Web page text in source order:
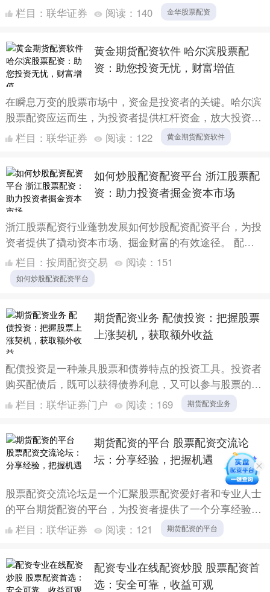
户： 近期，沪深两市指数震荡上行，成交量有所放大。
科技、消费、....
栏目： 联华证券 阅读： 140 金华股票配资
黄金期货配资软件 哈尔滨股票配
资：助您投资无忧，财富增值
在瞬息万变的股票市场中，资金是投资者的关键。哈尔滨
股票配资应运而生，为投资者提供杠杆资金，放大投资收
益。 翻翻股票配资平台的门槛极低，只需少量资金即可
参与。这为....
栏目： 联华证券 阅读： 122 黄金期货配资软件
如何炒股配资配资平台 浙江股票配
资：助力投资者掘金资本市场
浙江股票配资行业蓬勃发展如何炒股配资配资平台，为投
资者提供了撬动资本市场、掘金财富的有效途径。 配资
股配资的优势在于放大收益。通过借贷资金，投资者可以
投入更多的....
栏目： 按周配资交易 阅读： 151
如何炒股配资配资平台
期货配资业务 配债投资：把握股票
上涨契机，获取额外收益
配债投资是一种兼具股票和债券特点的投资工具。投资者
购买配债后，既可以获得债券利息，又可以参与股票的上
涨收益。 * **放大投资规模：**通过杠杆资金，投资者可
以....
栏目： 联华证券门户 阅读： 169 期货配资业务
期货配资的平台 股票配资交流论
坛：分享经验，把握机遇
股票配资交流论坛是一个汇聚股票配资爱好者和专业人士
的平台期货配资的平台，为投资者提供了一个分享经验、
把握机遇的宝贵空间。 香港配资炒股的门槛较低，一般
只需提供1....
栏目： 联华证券 阅读： 121 期货配资的平台
配资专业在线配资炒股 股票配资首
选：安全可靠，收益可观